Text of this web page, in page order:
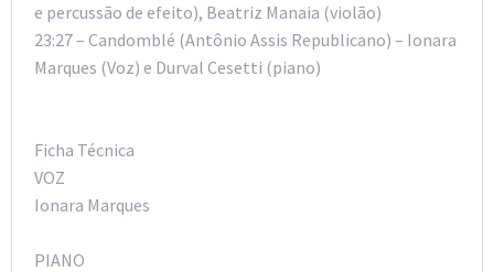
e percussão de efeito), Beatriz Manaia (violão)
23:27 – Candomblé (Antônio Assis Republicano) – Ionara
Marques (Voz) e Durval Cesetti (piano)
Ficha Técnica
VOZ
Ionara Marques
PIANO